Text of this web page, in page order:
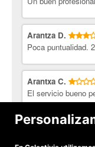
emocional, el humor...
- Naranja:Se utiliza
crear optimismo y
emociones,
limpiar de la piel las
- Árbol de té:
dolor.
- Gaultheria
musculares
y cualquier
Arantza D.
Poca puntualidad.
Arantxa C.
El servicio bueno
mis tres cupones
ke tens los dias
sentido estafada.